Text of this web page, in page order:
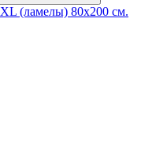
(ламелы) 80х200 см.